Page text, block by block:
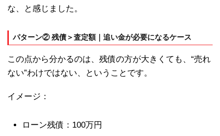
な、と感じました。
パターン② 残債＞査定額｜追い金が必要になるケース
この点から分かるのは、残債の方が大きくても、“売れ
ない”わけではない、ということです。
イメージ：
ローン残債：100万円